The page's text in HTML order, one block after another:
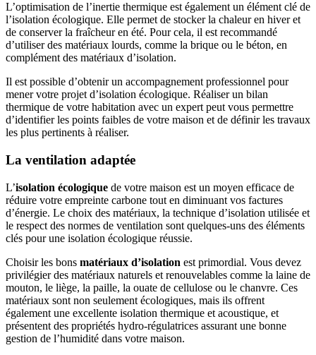
L’optimisation de l’inertie thermique est également un élément clé de
l’isolation écologique. Elle permet de stocker la chaleur en hiver et
de conserver la fraîcheur en été. Pour cela, il est recommandé
d’utiliser des matériaux lourds, comme la brique ou le béton, en
complément des matériaux d’isolation.
Il est possible d’obtenir un accompagnement professionnel pour
mener votre projet d’isolation écologique. Réaliser un bilan
thermique de votre habitation avec un expert peut vous permettre
d’identifier les points faibles de votre maison et de définir les travaux
les plus pertinents à réaliser.
La ventilation adaptée
L’isolation écologique de votre maison est un moyen efficace de
réduire votre empreinte carbone tout en diminuant vos factures
d’énergie. Le choix des matériaux, la technique d’isolation utilisée et
le respect des normes de ventilation sont quelques-uns des éléments
clés pour une isolation écologique réussie.
Choisir les bons matériaux d’isolation est primordial. Vous devez
privilégier des matériaux naturels et renouvelables comme la laine de
mouton, le liège, la paille, la ouate de cellulose ou le chanvre. Ces
matériaux sont non seulement écologiques, mais ils offrent
également une excellente isolation thermique et acoustique, et
présentent des propriétés hydro-régulatrices assurant une bonne
gestion de l’humidité dans votre maison.